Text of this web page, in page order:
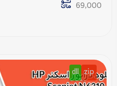
69,000
zip
dll